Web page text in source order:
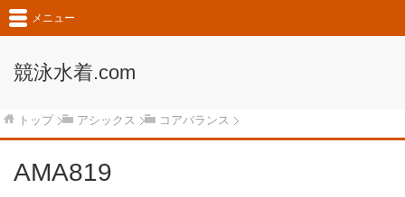
競泳水着.com
メニュー
トップ アシックス コアバランス
AMA819